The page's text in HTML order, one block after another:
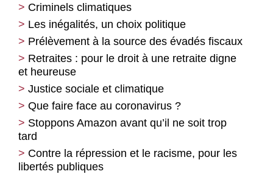
Criminels climatiques
Les inégalités, un choix politique
Prélèvement à la source des évadés fiscaux
Retraites : pour le droit à une retraite digne
et heureuse
Justice sociale et climatique
Que faire face au coronavirus ?
Stoppons Amazon avant qu’il ne soit trop
tard
Contre la répression et le racisme, pour les
libertés publiques